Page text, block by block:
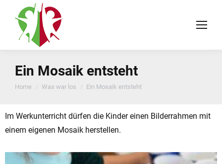
Ein Mosaik entsteht
You are here:
Home Was war los Ein Mosaik entsteht
Im Werkunterricht dürfen die Kinder einen Bilderrahmen mit
einem eigenen Mosaik herstellen.